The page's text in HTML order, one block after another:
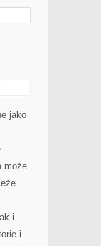
jako
może
i
i